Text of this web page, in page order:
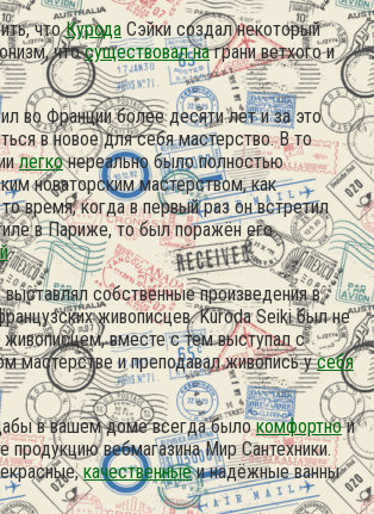
чтоКурода Сэйки создал некоторый
чтосуществовал награни ветхого и
во Франции более десяти лет и за это
в новое для себя мастерство. В то
легконереально было полностью
новаторским мастерством, как
время, когда в первый раз он встретил
в Париже, то был поражён его
.
собственные произведения в
живописцев. Kuroda Seiki был не
живописцем, вместе с тем выступал с
мастерстве и преподавал живопись усебя
в вашем доме всегда былокомфортнои
продукцию вебмагазина Мир Сантехники.
качественныеи надёжные ванны